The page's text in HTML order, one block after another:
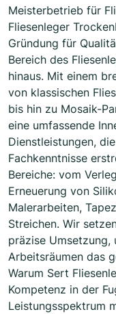
Meisterbetrieb für
Fliesenleger
Gründung für
Bereich des
hinaus. Mit einem
von klassischen
bis hin zu Mosaik-
eine umfassende
Dienstleistungen,
Fachkenntnisse
Bereiche: vom
Erneuerung von
Malerarbeiten,
Streichen. Wir
präzise Umsetzung,
Arbeitsräumen das
Warum Sert
Kompetenz in der
Leistungsspektrum